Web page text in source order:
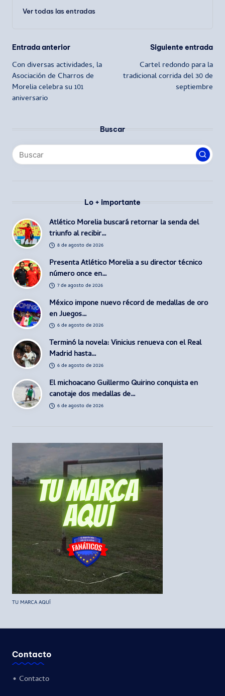
Ver todas las entradas
Navegación
de
entradas
Entrada anterior
Con diversas actividades, la
Asociación de Charros de
Morelia celebra su 101
aniversario
Siguiente entrada
Cartel redondo para la
tradicional corrida del 30 de
septiembre
Buscar
Lo + importante
Atlético Morelia buscará retornar la senda del
triunfo al recibir…
8 de agosto de 2026
Presenta Atlético Morelia a su director técnico
número once en…
7 de agosto de 2026
México impone nuevo récord de medallas de oro
en Juegos…
6 de agosto de 2026
Terminó la novela: Vinicius renueva con el Real
Madrid hasta…
6 de agosto de 2026
El michoacano Guillermo Quirino conquista en
canotaje dos medallas de…
6 de agosto de 2026
TU MARCA AQUÍ
Contacto
• Contacto